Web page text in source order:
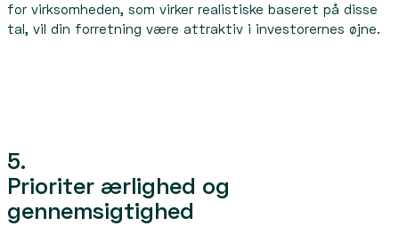
for virksomheden, som virker realistiske baseret på disse
tal, vil din forretning være attraktiv i investorernes øjne.
5.
Prioriter ærlighed og
gennemsigtighed